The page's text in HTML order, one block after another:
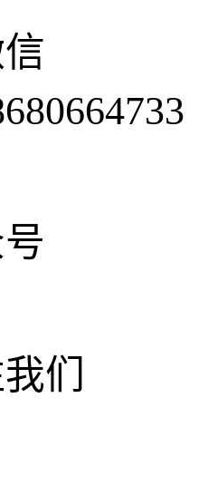
们